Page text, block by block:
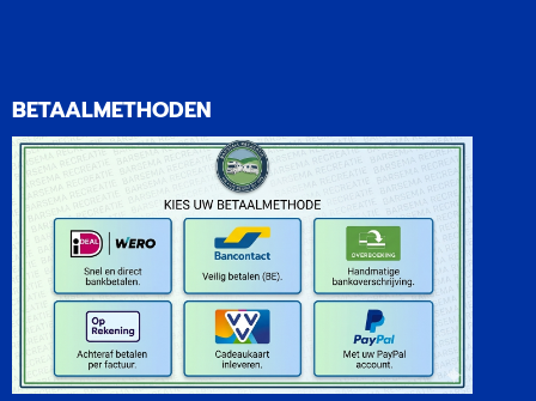
BETAALMETHODEN